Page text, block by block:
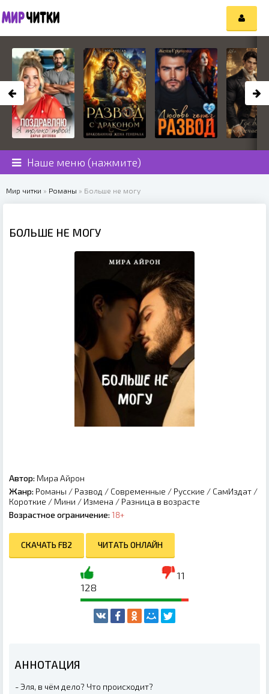
Наше меню (нажмите)
Мир читки » Романы » Больше не могу
БОЛЬШЕ НЕ МОГУ
Автор: Мира Айрон
Жанр: Романы / Развод / Современные / Русские / СамИздат /
Короткие / Мини / Измена / Разница в возрасте
Возрастное ограничение: 18+
СКАЧАТЬ FB2 ЧИТАТЬ ОНЛАЙН
128
11
АННОТАЦИЯ
- Эля, в чём дело? Что происходит?